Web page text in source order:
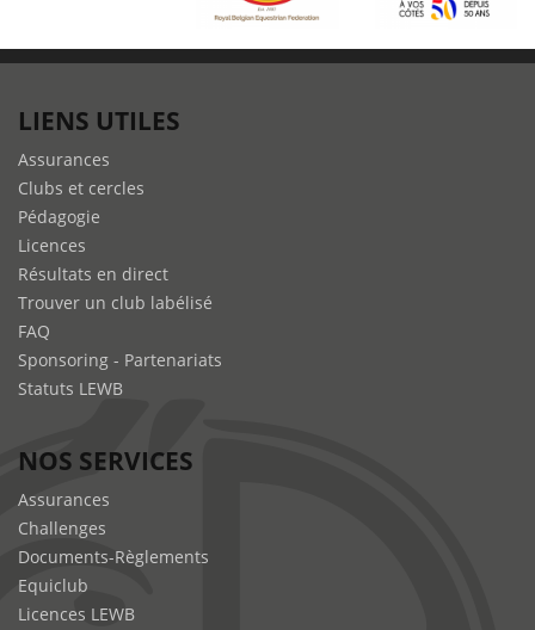
LIENS UTILES
Assurances
Clubs et cercles
Pédagogie
Licences
Résultats en direct
Trouver un club labélisé
FAQ
Sponsoring - Partenariats
Statuts LEWB
NOS SERVICES
Assurances
Challenges
Documents-Règlements
Equiclub
Licences LEWB